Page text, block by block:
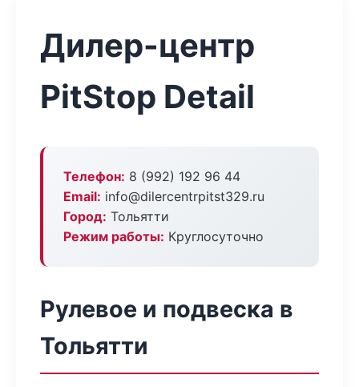
Дилер-центр
PitStop Detail
Телефон: 8 (992) 192 96 44
Email: info@dilercentrpitst329.ru
Город: Тольятти
Режим работы: Круглосуточно
Рулевое и подвеска в
Тольятти